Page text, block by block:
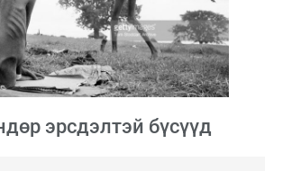
эрсдэлтэй бүсүүд